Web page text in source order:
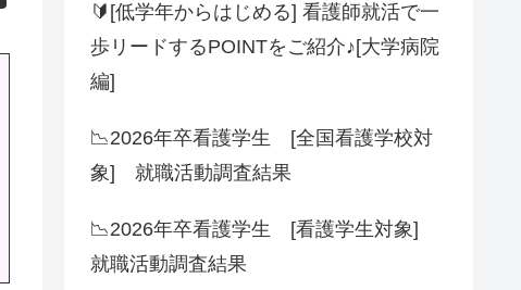
🔰[低学年からはじめる] 看護師就活で一
歩リードするPOINTをご紹介♪[大学病院
編]
📉2026年卒看護学生 [全国看護学校対
象] 就職活動調査結果
📉2026年卒看護学生 [看護学生対象]
就職活動調査結果